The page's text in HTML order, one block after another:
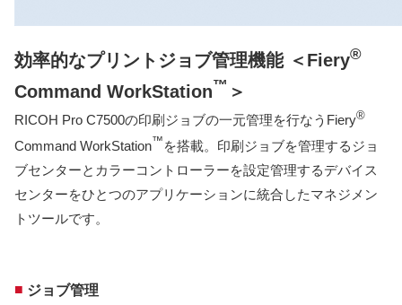
効率的なプリントジョブ管理機能 ＜Fiery®
Command WorkStation™ ＞
RICOH Pro C7500の印刷ジョブの一元管理を行なうFiery®
Command WorkStation™ を搭載。印刷ジョブを管理するジョ
ブセンターとカラーコントローラーを設定管理するデバイス
センターをひとつのアプリケーションに統合したマネジメン
トツールです。
■ ジョブ管理